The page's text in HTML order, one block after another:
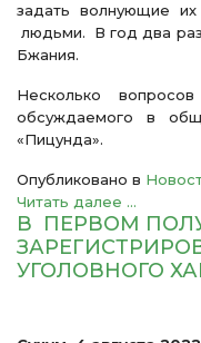
задать волнующие
людьми. В год два
Бжания.
Несколько
обсуждаемого в
«Пицунда».
Опубликовано в
Читать далее ...
В ПЕРВОМ
УГОЛОВНОГО